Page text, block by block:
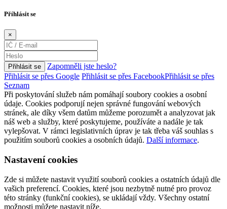
Příhlásit se
×
Přihlásit se
Zapomněli jste heslo?
Přihlásit se přes Google Přihlásit se přes FacebookPřihlásit se přes
Seznam
Při poskytování služeb nám pomáhají soubory cookies a osobní
údaje. Cookies podporují nejen správné fungování webových
stránek, ale díky všem datům můžeme porozumět a analyzovat jak
náš web a služby, které poskytujeme, používáte a nadále je tak
vylepšovat. V rámci legislativních úprav je tak třeba váš souhlas s
použitím souborů cookies a osobních údajů. Další informace.
Nastavení cookies
Zde si můžete nastavit využití souborů cookies a ostatních údajů dle
vašich preferencí. Cookies, které jsou nezbytně nutné pro provoz
této stránky (funkční cookies), se ukládají vždy. Všechny ostatní
možnosti můžete nastavit níže.